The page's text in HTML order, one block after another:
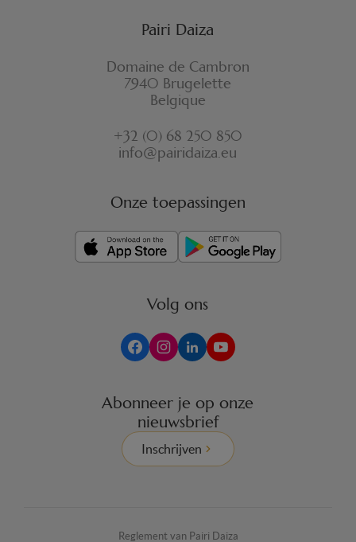
Pairi Daiza
Domaine de Cambron
7940 Brugelette
Belgique
+32 (0) 68 250 850
info@pairidaiza.eu
Onze toepassingen
Volg ons
Abonneer je op onze
nieuwsbrief
Inschrijven
Reglement van Pairi Daiza